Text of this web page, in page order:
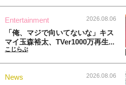
Entertainment 2026.08.06
「俺、マジで向いてないな」キス
マイ玉森裕太、TVer1000万再生...
こじらぶ
News 2026.08.06